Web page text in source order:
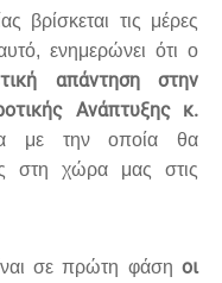
βρίσκεται τις μέρες
ενημερώνει ότι ο
απάντηση στην
Ανάπτυξης κ.
με την οποία θα
στη χώρα μας στις
σε πρώτη φάση οι